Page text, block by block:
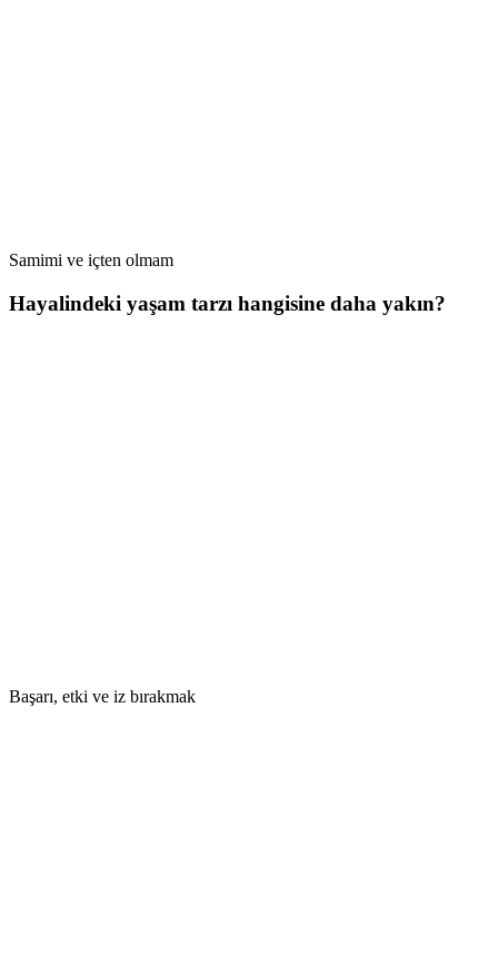
Samimi ve içten olmam
Hayalindeki yaşam tarzı hangisine daha yakın?
Başarı, etki ve iz bırakmak